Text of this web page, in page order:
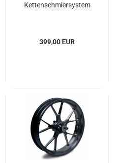
Kettenschmiersystem
399,00 EUR